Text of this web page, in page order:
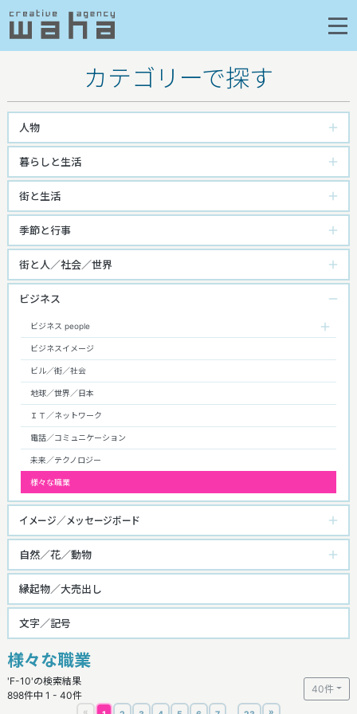
カテゴリーで探す
人物
暮らしと生活
街と生活
季節と行事
街と人／社会／世界
ビジネス
ビジネス people
ビジネスイメージ
ビル／街／社会
地球／世界／日本
ＩＴ／ネットワーク
電話／コミュニケーション
未来／テクノロジー
様々な職業
イメージ／メッセージボード
自然／花／動物
縁起物／大売出し
文字／記号
様々な職業
'F-10'の検索結果
898件中 1 - 40件
40件